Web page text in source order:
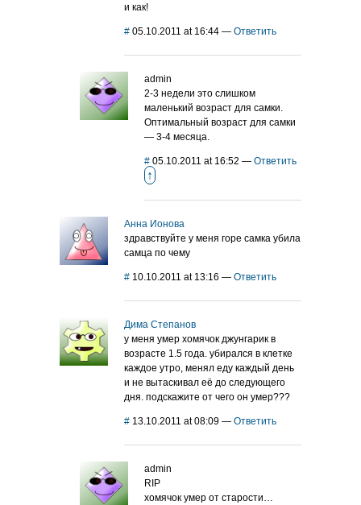
и как!
# 05.10.2011 at 16:44 — Ответить
admin
2-3 недели это слишком
маленький возраст для самки.
Оптимальный возраст для самки
— 3-4 месяца.
# 05.10.2011 at 16:52 — Ответить
↑
Анна Ионова
здравствуйте у меня горе самка убила
самца по чему
# 10.10.2011 at 13:16 — Ответить
Дима Степанов
у меня умер хомячок джунгарик в
возрасте 1.5 года. убирался в клетке
каждое утро, менял еду каждый день
и не вытаскивал её до следующего
дня. подскажите от чего он умер???
# 13.10.2011 at 08:09 — Ответить
admin
RIP
хомячок умер от старости…